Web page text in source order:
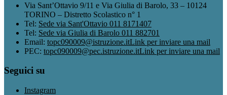
Via Sant’Ottavio 9/11 e Via Giulia di Barolo, 33 – 10124
TORINO – Distretto Scolastico n° 1
Tel: Sede via Sant'Ottavio 011 8171407
Tel: Sede via Giulia di Barolo 011 882701
Email: topc090009@istruzione.itLink per inviare una mail
PEC: topc090009@pec.istruzione.itLink per inviare una mail
Seguici su
Instagram